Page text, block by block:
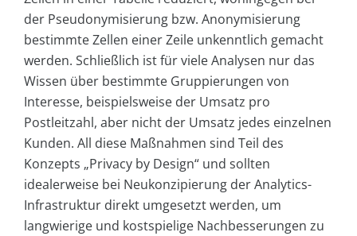
der Pseudonymisierung bzw. Anonymisierung
bestimmte Zellen einer Zeile unkenntlich gemacht
werden. Schließlich ist für viele Analysen nur das
Wissen über bestimmte Gruppierungen von
Interesse, beispielsweise der Umsatz pro
Postleitzahl, aber nicht der Umsatz jedes einzelnen
Kunden. All diese Maßnahmen sind Teil des
Konzepts „Privacy by Design“ und sollten
idealerweise bei Neukonzipierung der Analytics-
Infrastruktur direkt umgesetzt werden, um
langwierige und kostspielige Nachbesserungen zu